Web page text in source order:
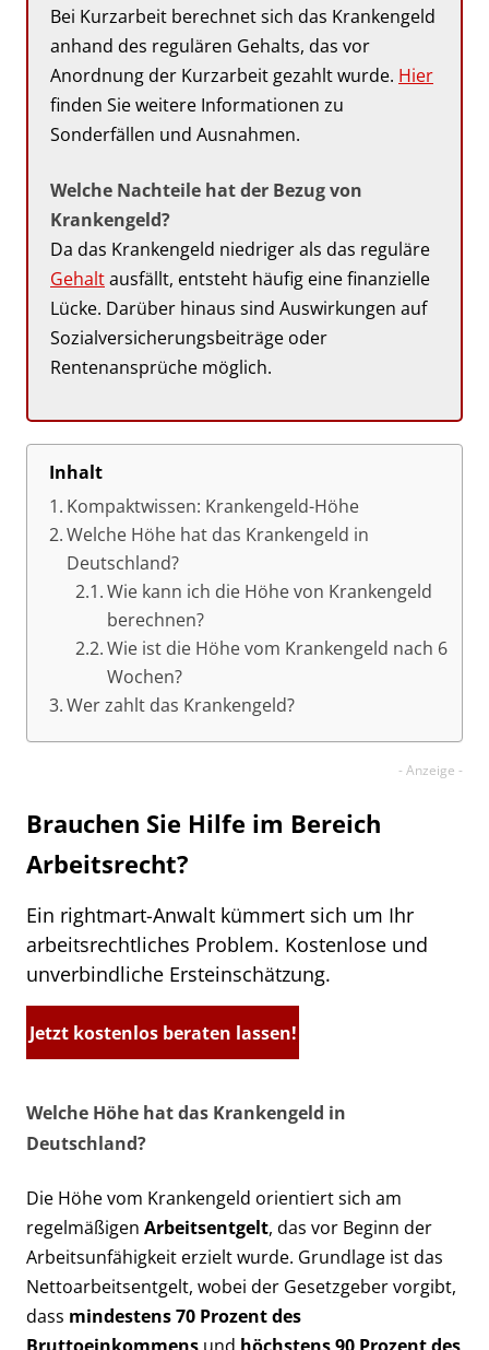
Bei Kurzarbeit berechnet sich das Krankengeld
anhand des regulären Gehalts, das vor
Anordnung der Kurzarbeit gezahlt wurde. Hier
finden Sie weitere Informationen zu
Sonderfällen und Ausnahmen.
Welche Nachteile hat der Bezug von
Krankengeld?
Da das Krankengeld niedriger als das reguläre
Gehaltausfällt, entsteht häufig eine finanzielle
Lücke. Darüber hinaus sind Auswirkungen auf
Sozialversicherungsbeiträge oder
Rentenansprüche möglich.
Inhalt
Kompaktwissen: Krankengeld-Höhe
Welche Höhe hat das Krankengeld in
Deutschland?
Wie kann ich die Höhe von Krankengeld
berechnen?
Wie ist die Höhe vom Krankengeld nach 6
Wochen?
Wer zahlt das Krankengeld?
Brauchen Sie Hilfe im Bereich
Arbeitsrecht?
Ein rightmart-Anwalt kümmert sich um Ihr
arbeitsrechtliches Problem. Kostenlose und
unverbindliche Ersteinschätzung.
Jetzt kostenlos beraten lassen!
Welche Höhe hat das Krankengeld in
Deutschland?
Die Höhe vom Krankengeld orientiert sich am
regelmäßigen Arbeitsentgelt, das vor Beginn der
Arbeitsunfähigkeit erzielt wurde. Grundlage ist das
Nettoarbeitsentgelt, wobei der Gesetzgeber vorgibt,
dass mindestens 70 Prozent des